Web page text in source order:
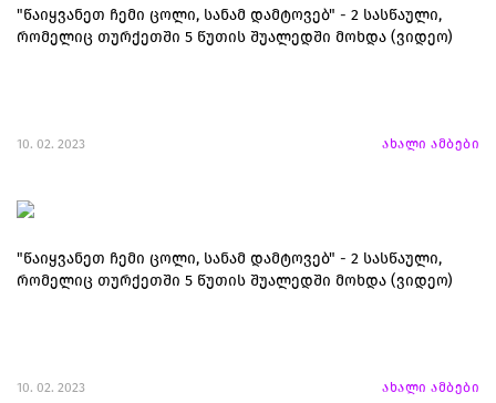
"წაიყვანეთ ჩემი ცოლი, სანამ დამტოვებ" - 2 სასწაული,
რომელიც თურქეთში 5 წუთის შუალედში მოხდა (ვიდეო)
10. 02. 2023 ახალი ამბები
"წაიყვანეთ ჩემი ცოლი, სანამ დამტოვებ" - 2 სასწაული,
რომელიც თურქეთში 5 წუთის შუალედში მოხდა (ვიდეო)
10. 02. 2023 ახალი ამბები